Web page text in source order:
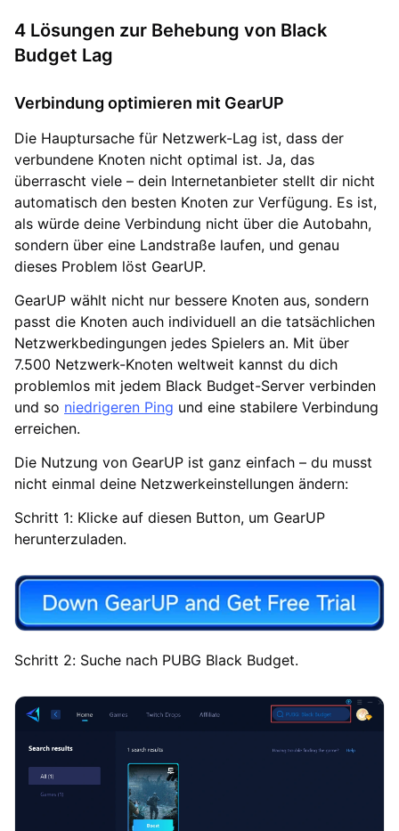
4 Lösungen zur Behebung von Black
Budget Lag
Verbindung optimieren mit GearUP
Die Hauptursache für Netzwerk-Lag ist, dass der
verbundene Knoten nicht optimal ist. Ja, das
überrascht viele – dein Internetanbieter stellt dir nicht
automatisch den besten Knoten zur Verfügung. Es ist,
als würde deine Verbindung nicht über die Autobahn,
sondern über eine Landstraße laufen, und genau
dieses Problem löst GearUP.
GearUP wählt nicht nur bessere Knoten aus, sondern
passt die Knoten auch individuell an die tatsächlichen
Netzwerkbedingungen jedes Spielers an. Mit über
7.500 Netzwerk-Knoten weltweit kannst du dich
problemlos mit jedem Black Budget-Server verbinden
und so niedrigeren Ping und eine stabilere Verbindung
erreichen.
Die Nutzung von GearUP ist ganz einfach – du musst
nicht einmal deine Netzwerkeinstellungen ändern:
Schritt 1: Klicke auf diesen Button, um GearUP
herunterzuladen.
Schritt 2: Suche nach PUBG Black Budget.